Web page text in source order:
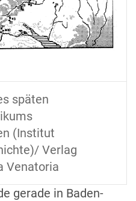
späten
(Institut
Verlag
Venatoria
gerade in Baden-